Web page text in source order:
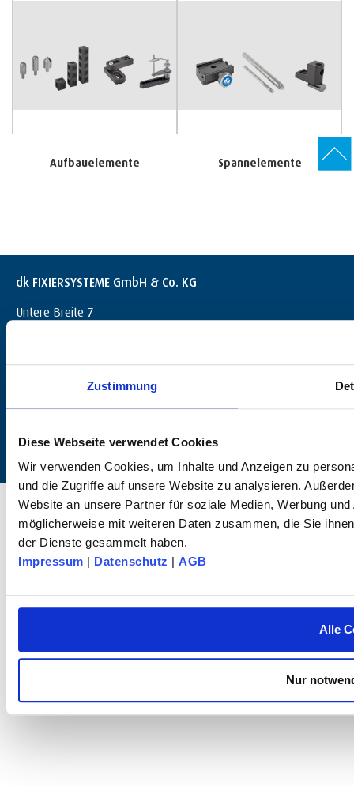
Zustimmung
Diese Webseite verwendet Cookies
Wir verwenden Cookies, um Inhalte und Anzeigen zu
und die Zugriffe auf unsere Website zu analysieren.
Website an unsere Partner für soziale Medien, Werbung
möglicherweise mit weiteren Daten zusammen, die Sie
der Dienste gesammelt haben.
Impressum | Datenschutz | AGB
Alle
Nur
Aufbauelemente Spannelemente
dk FIXIERSYSTEME GmbH & Co. KG
Untere Breite 7
+49 (0) 7072 / 60042-0
info@dk-fixiersysteme.de
© 2026 dk FIXIERSYSTEME GmbH & Co. KG – Alle Rechte vorbehalten.